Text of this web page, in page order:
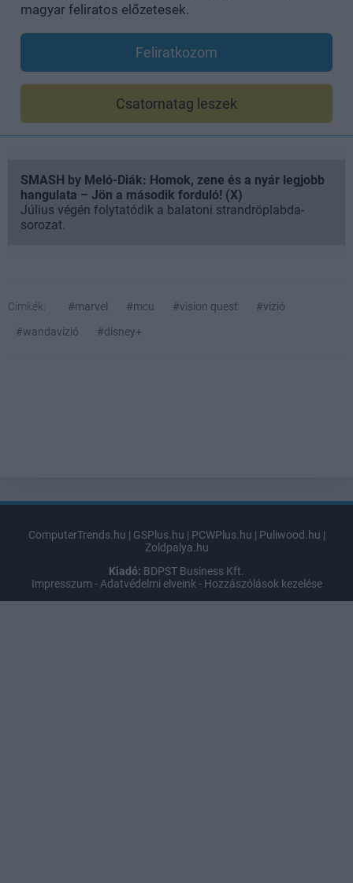
magyar feliratos előzetesek.
Feliratkozom
Csatornatag leszek
SMASH by Meló-Diák: Homok, zene és a nyár legjobb
hangulata – Jön a második forduló! (X)
Július végén folytatódik a balatoni strandröplabda-
sorozat.
Címkék: #marvel #mcu #vision quest
#vízió
#wandavízió
#disney+
ComputerTrends.hu | GSPlus.hu | PCWPlus.hu | Puliwood.hu |
Zoldpalya.hu
Kiadó: BDPST Business Kft.
Impresszum - Adatvédelmi elveink - Hozzászólások kezelése